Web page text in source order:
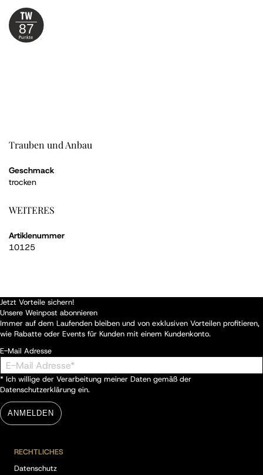
87
Trauben und Anbau
Geschmack
trocken
WEITERES
Artiklenummer
10125
Jetzt Vorteile sichern!
Unsere Weinpost abonnieren
Immer auf dem Laufenden bleiben und von exklusiven Vorteilen profitieren,
wie Rabatte oder Events für Kunden mit einem Kundenkonto.
E-Mail Adresse
* Ich willige der Verarbeitung meiner Daten gemäß der
Datenschutzerklärung ein.
ANMELDEN
RECHTLICHES
Datenschutz